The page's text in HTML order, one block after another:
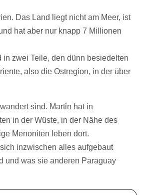
Das Land liegt nicht am Meer, ist
hat aber nur knapp 7 Millionen
zwei Teile, den dünn besiedelten
also die Ostregion, in der über
sind. Martin hat in
in der Wüste, in der Nähe des
Menoniten leben dort.
inzwischen alles aufgebaut
und was sie anderen Paraguay